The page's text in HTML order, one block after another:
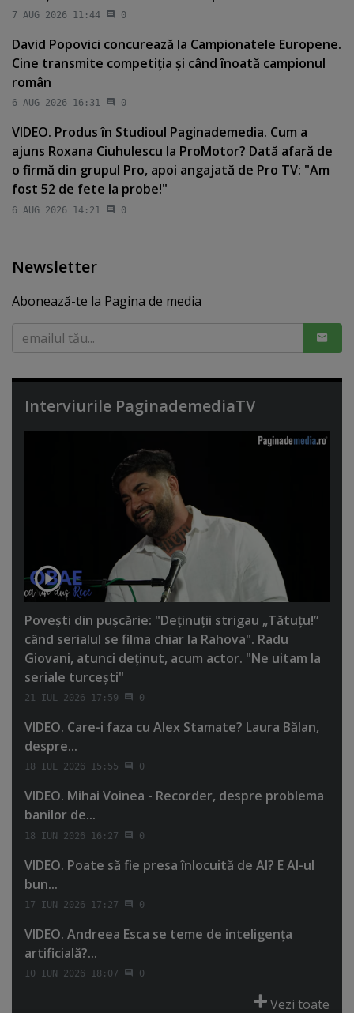
7 AUG 2026 11:44 0
David Popovici concurează la Campionatele Europene.
Cine transmite competiţia şi când înoată campionul
român
6 AUG 2026 16:31 0
VIDEO. Produs în Studioul Paginademedia. Cum a
ajuns Roxana Ciuhulescu la ProMotor? Dată afară de
o firmă din grupul Pro, apoi angajată de Pro TV: "Am
fost 52 de fete la probe!"
6 AUG 2026 14:21 0
Newsletter
Abonează-te la Pagina de media
Interviurile PaginademediaTV
Poveşti din puşcărie: "Deţinuţii strigau „Tătuţu!”
când serialul se filma chiar la Rahova". Radu
Giovani, atunci deţinut, acum actor. "Ne uitam la
seriale turceşti"
21 IUL 2026 17:59 0
VIDEO. Care-i faza cu Alex Stamate? Laura Bălan,
despre...
18 IUL 2026 15:55 0
VIDEO. Mihai Voinea - Recorder, despre problema
banilor de...
18 IUN 2026 16:27 0
VIDEO. Poate să fie presa înlocuită de AI? E AI-ul
bun...
17 IUN 2026 17:27 0
VIDEO. Andreea Esca se teme de inteligenţa
artificială?...
10 IUN 2026 18:07 0
Vezi toate